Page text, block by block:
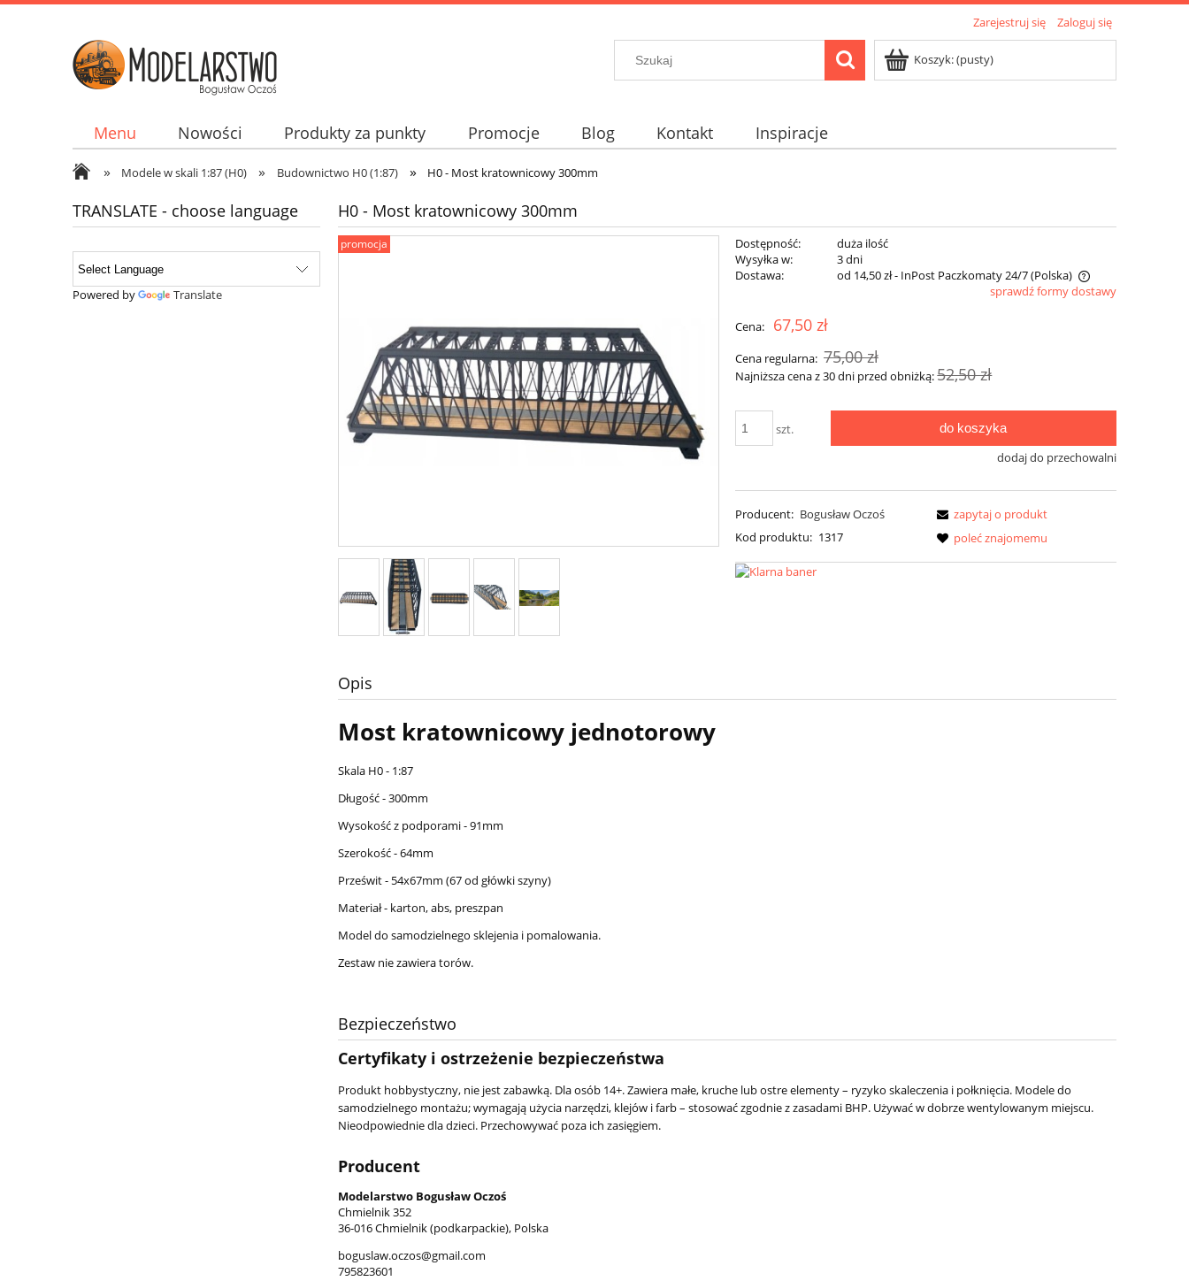
Zarejestruj się Zaloguj się
Koszyk:(pusty)
Menu Nowości Produkty za punkty Promocje Blog Kontakt
Inspiracje
Jak kupować? How to buy? Wie man kuppelt?
» Modele w skali 1:87 (H0) » Budownictwo H0 (1:87) » H0 - Most kratownicowy 300mm
TRANSLATE - choose language
Powered by Translate
H0 - Most kratownicowy 300mm
promocja Dostępność:
duża ilość
Wysyłka w:
3 dni
Dostawa:
od 14,50 zł- InPost Paczkomaty 24/7(Polska)
sprawdź formy dostawy
Cena: 67,50 zł
Cena regularna: 75,00 zł
Najniższa cena z 30 dni przed obniżką:52,50 zł
szt. do koszyka
dodaj do przechowalni
Producent: Bogusław Oczoś
Kod produktu: 1317
zapytaj o produkt
poleć znajomemu
Opis
Most kratownicowy jednotorowy
Skala H0 - 1:87
Długość - 300mm
Wysokość z podporami - 91mm
Szerokość - 64mm
Prześwit - 54x67mm (67 od główki szyny)
Materiał - karton, abs, preszpan
Model do samodzielnego sklejenia i pomalowania.
Zestaw nie zawiera torów.
Bezpieczeństwo
Certyfikaty i ostrzeżenie bezpieczeństwa
Produkt hobbystyczny, nie jest zabawką. Dla osób 14+. Zawiera małe, kruche lub ostre elementy – ryzyko skaleczenia i połknięcia. Modele do
samodzielnego montażu; wymagają użycia narzędzi, klejów i farb – stosować zgodnie z zasadami BHP. Używać w dobrze wentylowanym miejscu.
Nieodpowiednie dla dzieci. Przechowywać poza ich zasięgiem.
Producent
Modelarstwo Bogusław Oczoś
Chmielnik 352
36-016 Chmielnik (podkarpackie), Polska
boguslaw.oczos@gmail.com
795823601